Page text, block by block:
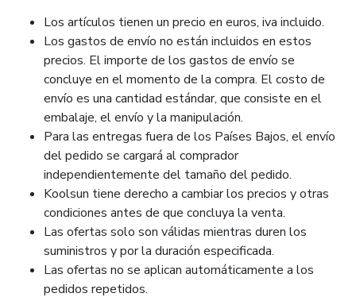
Los artículos tienen un precio en euros, iva incluido.
Los gastos de envío no están incluidos en estos
precios. El importe de los gastos de envío se
concluye en el momento de la compra. El costo de
envío es una cantidad estándar, que consiste en el
embalaje, el envío y la manipulación.
Para las entregas fuera de los Países Bajos, el envío
del pedido se cargará al comprador
independientemente del tamaño del pedido.
Koolsun tiene derecho a cambiar los precios y otras
condiciones antes de que concluya la venta.
Las ofertas solo son válidas mientras duren los
suministros y por la duración especificada.
Las ofertas no se aplican automáticamente a los
pedidos repetidos.